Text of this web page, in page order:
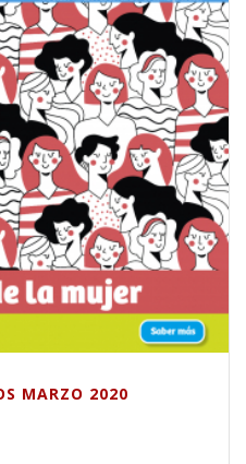
MARZO 2020